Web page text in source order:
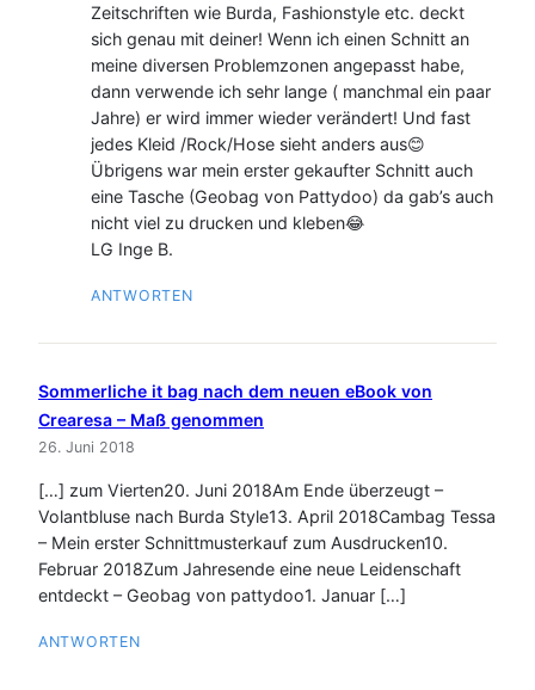
Zeitschriften wie Burda, Fashionstyle etc. deckt
sich genau mit deiner! Wenn ich einen Schnitt an
meine diversen Problemzonen angepasst habe,
dann verwende ich sehr lange ( manchmal ein paar
Jahre) er wird immer wieder verändert! Und fast
jedes Kleid /Rock/Hose sieht anders aus😊
Übrigens war mein erster gekaufter Schnitt auch
eine Tasche (Geobag von Pattydoo) da gab’s auch
nicht viel zu drucken und kleben😂
LG Inge B.
ANTWORTEN
Sommerliche it bag nach dem neuen eBook von
Crearesa – Maß genommen
26. Juni 2018
[…] zum Vierten20. Juni 2018Am Ende überzeugt –
Volantbluse nach Burda Style13. April 2018Cambag Tessa
– Mein erster Schnittmusterkauf zum Ausdrucken10.
Februar 2018Zum Jahresende eine neue Leidenschaft
entdeckt – Geobag von pattydoo1. Januar […]
ANTWORTEN